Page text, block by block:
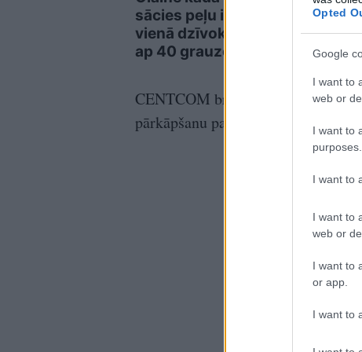
Opted
Google
I want to
web or
I want to
purposes.
I want to
I want to
web or
I want to
or app.
I want to
sācies peļu iebrukums:
vienā dzīvoklī notverts
ap 40 grauzēju
steidz
CENTCOM brīdināja, ka ASV
pārkāpšanu par uguns pārtraukšanu.